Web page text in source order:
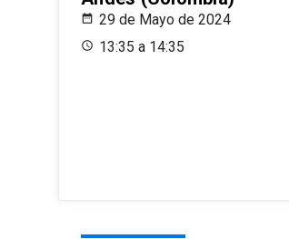
29 de Mayo de 2024
13:35 a 14:35